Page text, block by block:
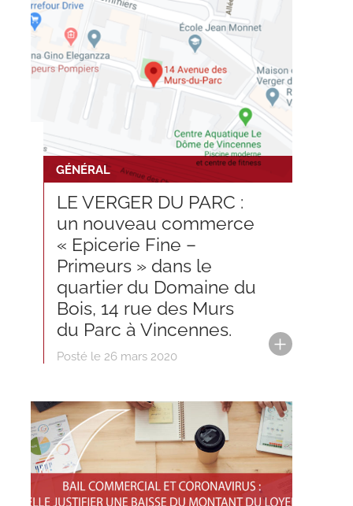
GÉNÉRAL
LE VERGER DU PARC :
un nouveau commerce
« Epicerie Fine –
Primeurs » dans le
quartier du Domaine du
Bois, 14 rue des Murs
du Parc à Vincennes.
Posté le 26 mars 2020